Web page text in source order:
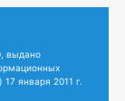
выдано
января 2011 г.